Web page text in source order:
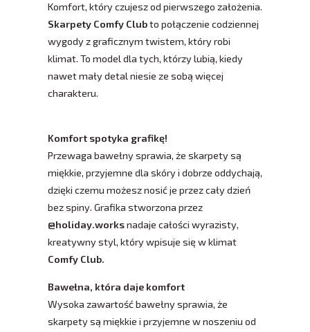
Komfort, który czujesz od pierwszego założenia.
Skarpety Comfy Clubto połączenie codziennej
wygody z graficznym twistem, który robi
klimat. To model dla tych, którzy lubią, kiedy
nawet mały detal niesie ze sobą więcej
charakteru.
Komfort spotyka grafikę!
Przewaga bawełny sprawia, że skarpety są
miękkie, przyjemne dla skóry i dobrze oddychają,
dzięki czemu możesz nosić je przez cały dzień
bez spiny. Grafika stworzona przez
@holiday.worksnadaje całości wyrazisty,
kreatywny styl, który wpisuje się w klimat
Comfy Club.
Bawełna, która daje komfort
Wysoka zawartość bawełny sprawia, że
skarpety są miękkie i przyjemne w noszeniu od